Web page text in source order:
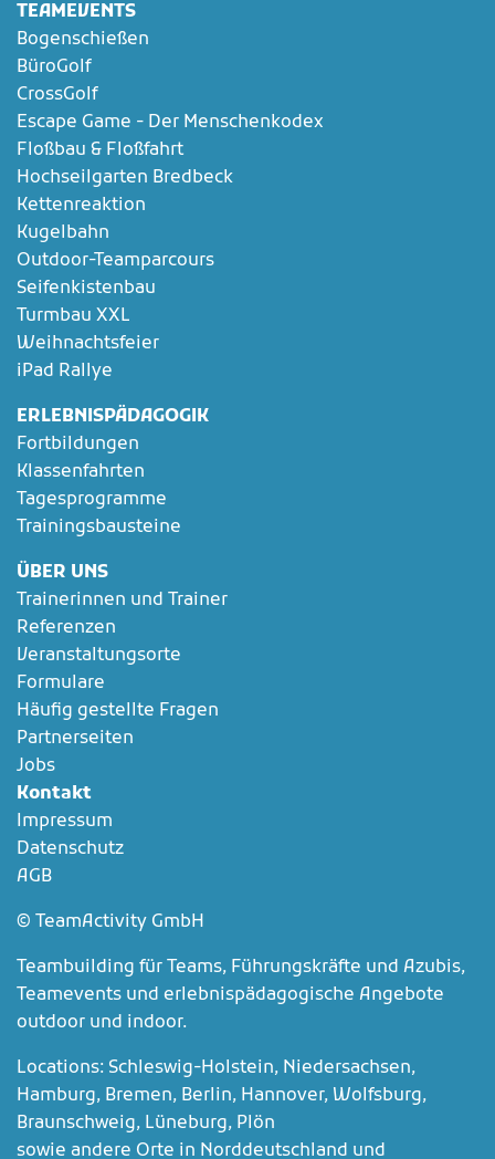
TEAMEVENTS
Bogenschießen
BüroGolf
CrossGolf
Escape Game - Der Menschenkodex
Floßbau & Floßfahrt
Hochseilgarten Bredbeck
Kettenreaktion
Kugelbahn
Outdoor-Teamparcours
Seifenkistenbau
Turmbau XXL
Weihnachtsfeier
iPad Rallye
ERLEBNISPÄDAGOGIK
Fortbildungen
Klassenfahrten
Tagesprogramme
Trainingsbausteine
ÜBER UNS
Trainerinnen und Trainer
Referenzen
Veranstaltungsorte
Formulare
Häufig gestellte Fragen
Partnerseiten
Jobs
Kontakt
Impressum
Datenschutz
AGB
© TeamActivity GmbH
Teambuilding für Teams, Führungskräfte und Azubis,
Teamevents und erlebnispädagogische Angebote
outdoor und indoor.
Locations: Schleswig-Holstein, Niedersachsen,
Hamburg, Bremen, Berlin, Hannover, Wolfsburg,
Braunschweig, Lüneburg, Plön
sowie andere Orte in Norddeutschland und